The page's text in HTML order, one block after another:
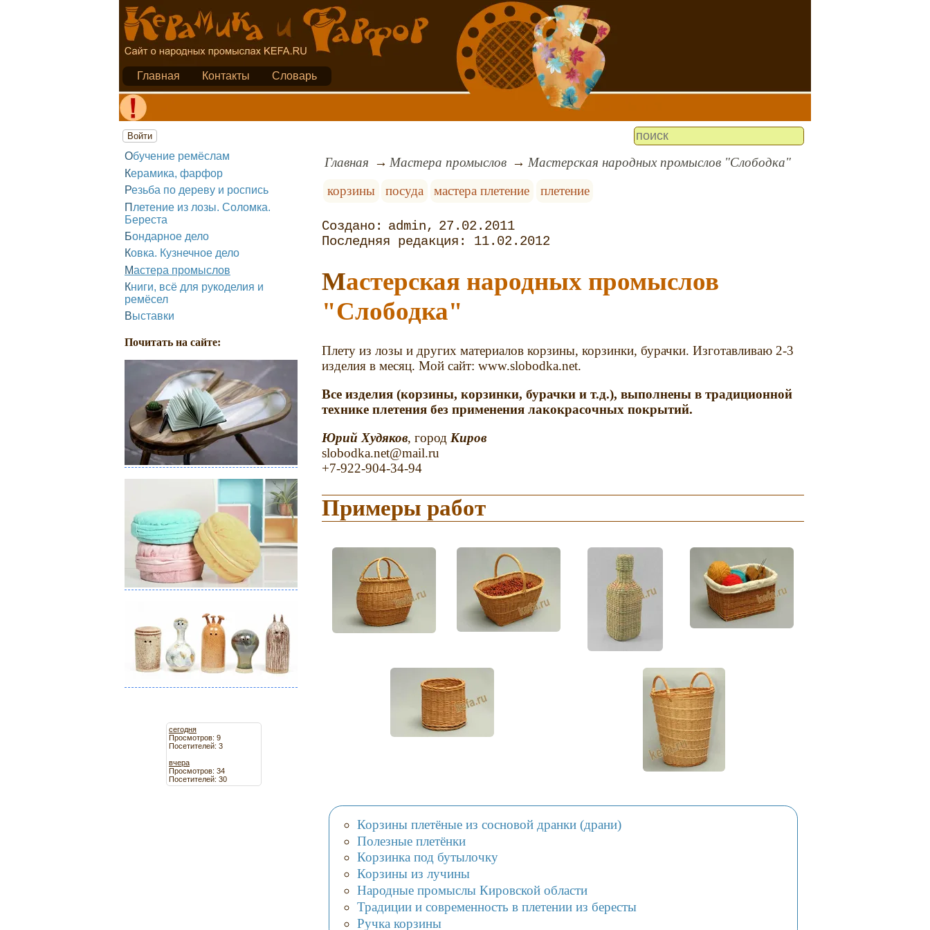
Главная Контакты Словарь
Войти
Обучение ремёслам
Керамика, фарфор
Резьба по дереву и роспись
Плетение из лозы. Соломка.
Береста
Бондарное дело
Ковка. Кузнечное дело
Мастера промыслов
Книги, всё для рукоделия и
ремёсел
Выставки
Почитать на сайте:
сегодня
Просмотров: 9
Посетителей: 3
вчера
Просмотров: 34
Посетителей: 30
Главная Мастера промыслов
Мастерская народных промыслов "Слободка"
корзины
посуда мастера плетение плетение
admin
27.02.2011
11.02.2012
Мастерская народных промыслов
"Слободка"
Плету из лозы и других материалов корзины, корзинки, бурачки. Изготавливаю 2-3
изделия в месяц. Мой сайт: www.slobodka.net.
Все изделия (корзины, корзинки, бурачки и т.д.), выполнены в традиционной
технике плетения без применения лакокрасочных покрытий.
Юрий Худяков, городКиров
slobodka.net@mail.ru
+7-922-904-34-94
Примеры работ
Корзины плетёные из сосновой дранки (драни)
Полезные плетёнки
Корзинка под бутылочку
Корзины из лучины
Народные промыслы Кировской области
Традиции и современность в плетении из бересты
Ручка корзины